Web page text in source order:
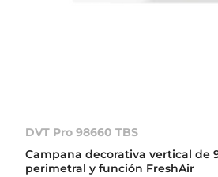
DVT Pro 98660 TBS
Campana decorativa vertical de
perimetral y función FreshAir